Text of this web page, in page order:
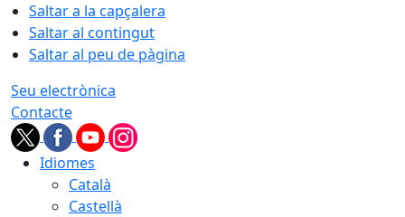
Saltar a la capçalera
Saltar al contingut
Saltar al peu de pàgina
Seu electrònica
Contacte
Idiomes
Català
Castellà